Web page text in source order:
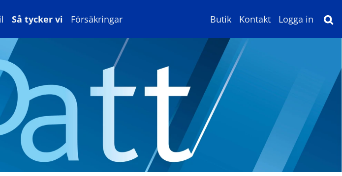
Så tycker vi Försäkringar Butik Kontakt Logga in